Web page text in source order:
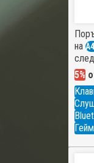
на
5%